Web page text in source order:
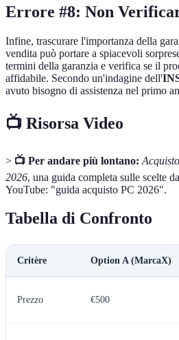
Errore #8: Non
Infine, trascurare l'importanza della
vendita può portare a spiacevoli
termini della garanzia e verifica se il
affidabile. Secondo un'indagine dell'
avuto bisogno di assistenza nel primo
📺 Risorsa Video
> 📺 Per andare più lontano:
2026, una guida completa sulle scelte
YouTube: "guida acquisto PC 2026".
Tabella di Confronto
Critère Option A (MarcaX)
Prezzo €500